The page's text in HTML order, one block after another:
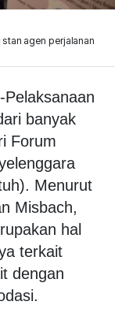
agen perjalanan
banyak
Forum
Menurut
Misbach,
hal
terkait
dengan